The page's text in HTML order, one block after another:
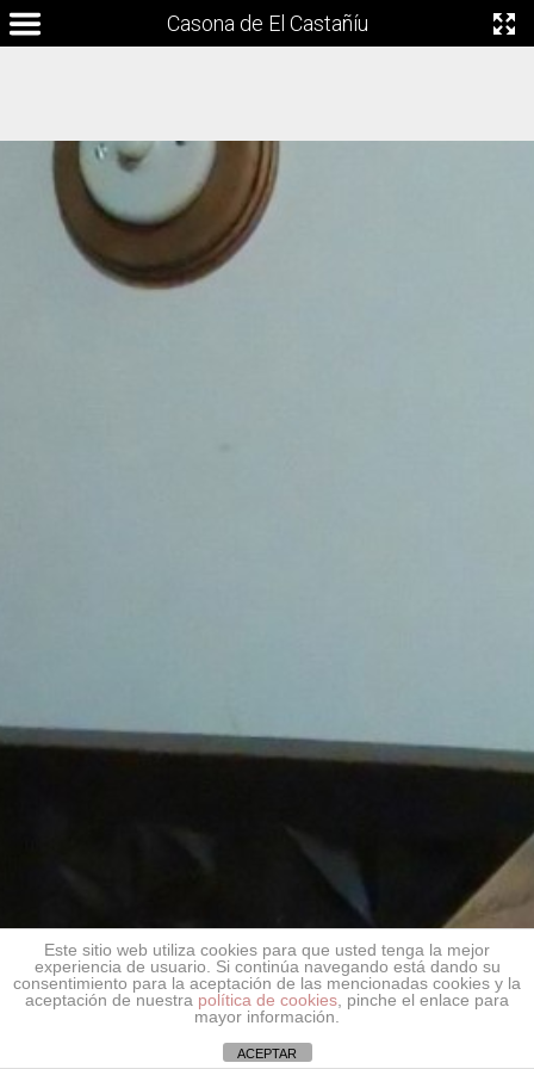
Casona de El Castañíu
Este sitio web utiliza cookies para que usted tenga la mejor
experiencia de usuario. Si continúa navegando está dando su
consentimiento para la aceptación de las mencionadas cookies y la
aceptación de nuestra política de cookies , pinche el enlace para
mayor información.
ACEPTAR